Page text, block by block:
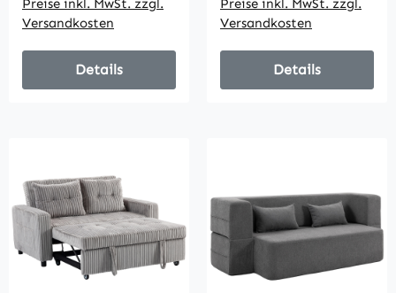
Hellgrün
Preise inkl. MwSt. zzgl.
Versandkosten
Details
Seitentaschen, 157 x
190 cm, Cremeweiß
Preise inkl. MwSt. zzgl.
Versandkosten
Details